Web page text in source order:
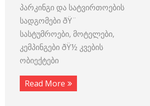
პარკინგი და სატვირთოების
სადგომები ðŸ¨
სასტუმროები, მოტელები,
კემპინგები ðŸ½ კვების
ობიექტები
Read More